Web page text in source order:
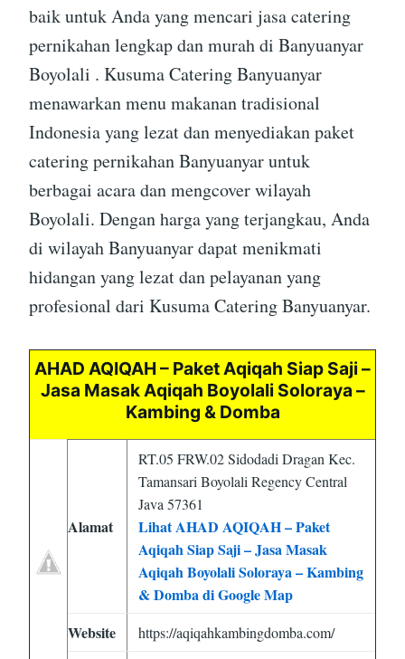
baik untuk Anda yang mencari jasa catering
pernikahan lengkap dan murah di Banyuanyar
Boyolali . Kusuma Catering Banyuanyar
menawarkan menu makanan tradisional
Indonesia yang lezat dan menyediakan paket
catering pernikahan Banyuanyar untuk
berbagai acara dan mengcover wilayah
Boyolali. Dengan harga yang terjangkau, Anda
di wilayah Banyuanyar dapat menikmati
hidangan yang lezat dan pelayanan yang
profesional dari Kusuma Catering Banyuanyar.
AHAD AQIQAH – Paket Aqiqah Siap Saji –
Jasa Masak Aqiqah Boyolali Soloraya –
Kambing & Domba
Alamat
RT.05 FRW.02 Sidodadi Dragan Kec.
Tamansari Boyolali Regency Central
Java 57361
Lihat AHAD AQIQAH – Paket
Aqiqah Siap Saji – Jasa Masak
Aqiqah Boyolali Soloraya – Kambing
& Domba di Google Map
Website
https://aqiqahkambingdomba.com/